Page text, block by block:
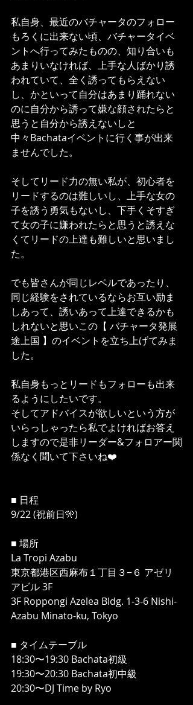
私自身、最近のバチャータのフォロー
もろくに出来ない頃、バチャータイベ
ントへ行ってみたものの、知り合いも
あまりいなければ、上手な人ばかり誘
われていて、全く誘ってもらえない
し、かといって自分はあまり踊れない
のに自分から誘って嫌な顔されたらと
思うと自分から誘えないしと
中々Bachataイベントに行く事が出来
ませんでした。
そしてリード力の無い私が、初心者を
リードするのは難しいし、上手な女の
子を誘う勇気もないし、下手くそすぎ
て女の子に嫌われたらと思うと誘えな
くてリードの上達も難しいと思いまし
た。
でも皆さんが同じレベルであったり、
同じ経験をされているならお互い励ま
しあって、誘いあって上達できるかも
しれないと思いこの【 バチャータ発展
途上国 】のイベントを立ち上げてみま
した。
私自身もっとリードもフォローも出来
るようにしたいです。
そしてアドバイスが欲しいという方が
いらっしゃったら私でよければお答え
しますので是非リーダー&フォロアー関
係なく聞いて下さいね❤️
■ 日程
9/22 (祝前日🎌)
■ 場所
La Tropi Azabu
東京都港区西麻布１丁目３−６ アゼリ
アビル 3F
3F Roppongi Azelea Bldg. 1-3-6 Nishi-
Azabu Minato-ku, Tokyo
■ タイムテーブル
18:30〜19:30 Bachata初級
19:30〜20:30 Bachata初中級
20:30〜DJ Time by Ryo